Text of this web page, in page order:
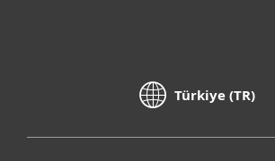
Türkiye (TR)